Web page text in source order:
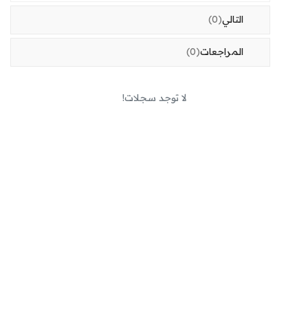
التالي(0)
المراجعات(0)
لا توجد سجلات!